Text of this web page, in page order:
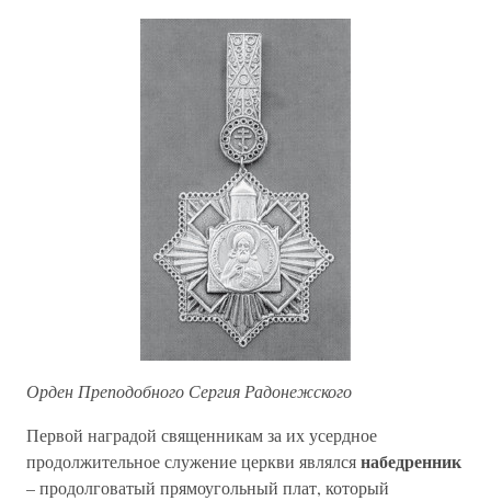
Орден Преподобного Сергия Радонежского
Первой наградой священникам за их усердное
продолжительное служение церкви являлсянабедренник
– продолговатый прямоугольный плат, который